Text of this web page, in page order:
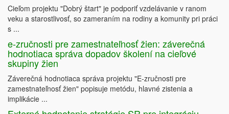
Cieľom projektu "Dobrý štart" je podporiť vzdelávanie v ranom
veku a starostlivosť, so zameraním na rodiny a komunity pri práci
s ...
e-zručnosti pre zamestnateľnosť žien: záverečná
hodnotiaca správa dopadov školení na cieľové
skupiny žien
Záverečná hodnotiaca správa projektu "E-zručnosti pre
zamestnateľnosť žien" popisuje metódu, hlavné zistenia a
implikácie ...